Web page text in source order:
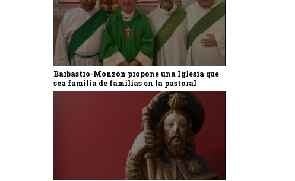
Barbastro-Monzón propone una Iglesia que
sea familia de familias en la pastoral